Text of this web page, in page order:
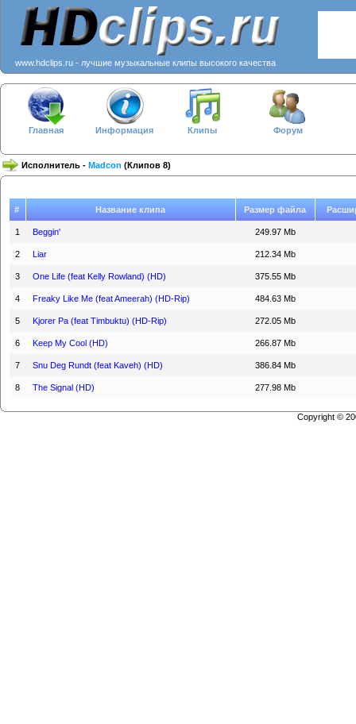
www.hdclips.ru - лучшие музыкальные клипы высокого качества
Главная Информация Клипы Форум
Исполнитель - Madcon (Клипов 8)
# Название клипа Размер файла
1 Beggin' 249.97 Mb
2 Liar 212.34 Mb
3 One Life (feat Kelly Rowland) (HD) 375.55 Mb
4 Freaky Like Me (feat Ameerah) (HD-Rip) 484.63 Mb
5 Kjorer Pa (feat Timbuktu) (HD-Rip) 272.05 Mb
6 Keep My Cool (HD) 266.87 Mb
7 Snu Deg Rundt (feat Kaveh) (HD) 386.84 Mb
8 The Signal (HD) 277.98 Mb
Copyright ©